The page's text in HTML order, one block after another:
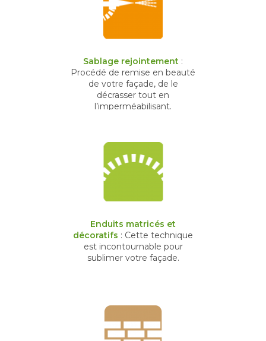
Sablage rejointement :
Procédé de remise en beauté
de votre façade, de le
décrasser tout en
l’imperméabilisant.
Enduits matricés et
décoratifs : Cette technique
est incontournable pour
sublimer votre façade.